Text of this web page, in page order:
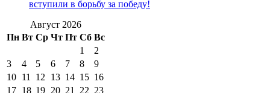
вступили в борьбу за победу!
Август 2026
Пн Вт Ср Чт Пт Сб Вс
1
2
3
4 5 6 7 8
9
10 11 12 13 14 15 16
17 18 19 20 21 22 23